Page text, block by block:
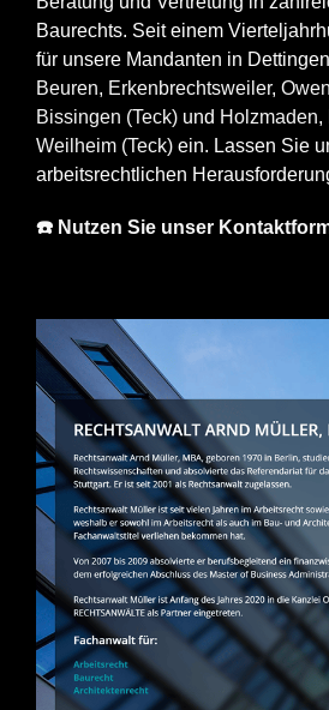
Baurechts. Seit einem
für unsere Mandanten in
Beuren, Erkenbrechtsweiler, Owen
Bissingen (Teck) und Holzmaden,
Weilheim (Teck) ein. Lassen Sie
arbeitsrechtlichen
☎️ Nutzen Sie unser